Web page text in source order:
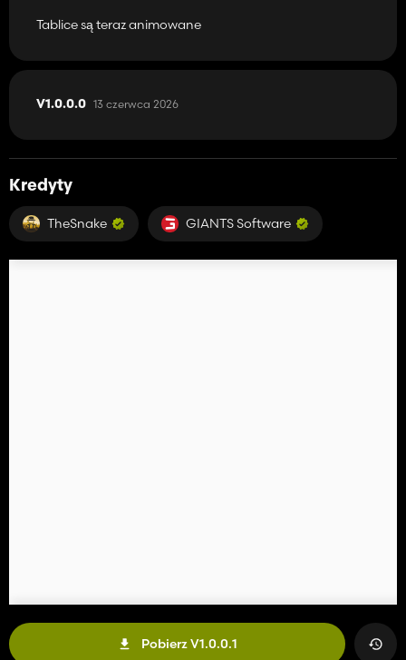
Tablice są teraz animowane
V1.0.0.0 13 czerwca 2026
Kredyty
TheSnake GIANTS Software
Pobierz V1.0.0.1